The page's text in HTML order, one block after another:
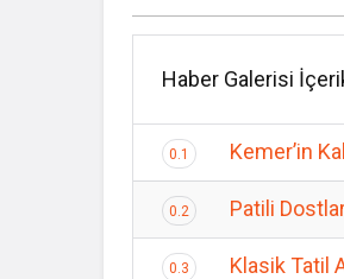
Haber Galerisi
0.1 Kemer’in
0.2 Patili
0.3 Klasik Tatil